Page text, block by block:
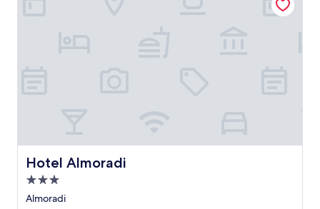
Hotel Almoradi
Hotel Almoradi
Propiedad
de
Almoradi